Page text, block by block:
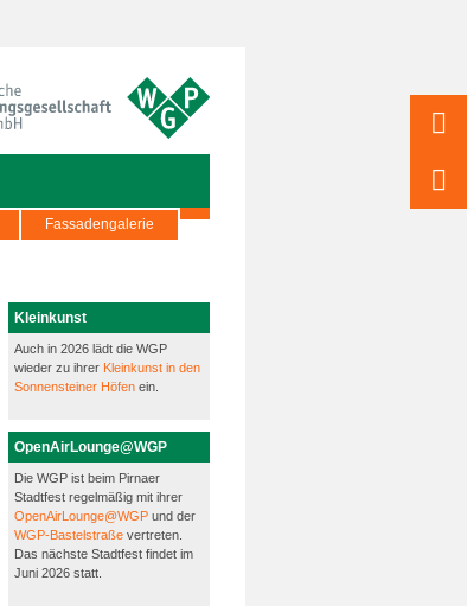
Fassadengalerie
Kleinkunst
Auch in 2026 lädt die WGP
wieder zu ihrer Kleinkunst in den
Sonnensteiner Höfen ein.
OpenAirLounge@WGP
Die WGP ist beim Pirnaer
Stadtfest regelmäßig mit ihrer
OpenAirLounge@WGP und der
WGP-Bastelstraße vertreten.
Das nächste Stadtfest findet im
Juni 2026 statt.